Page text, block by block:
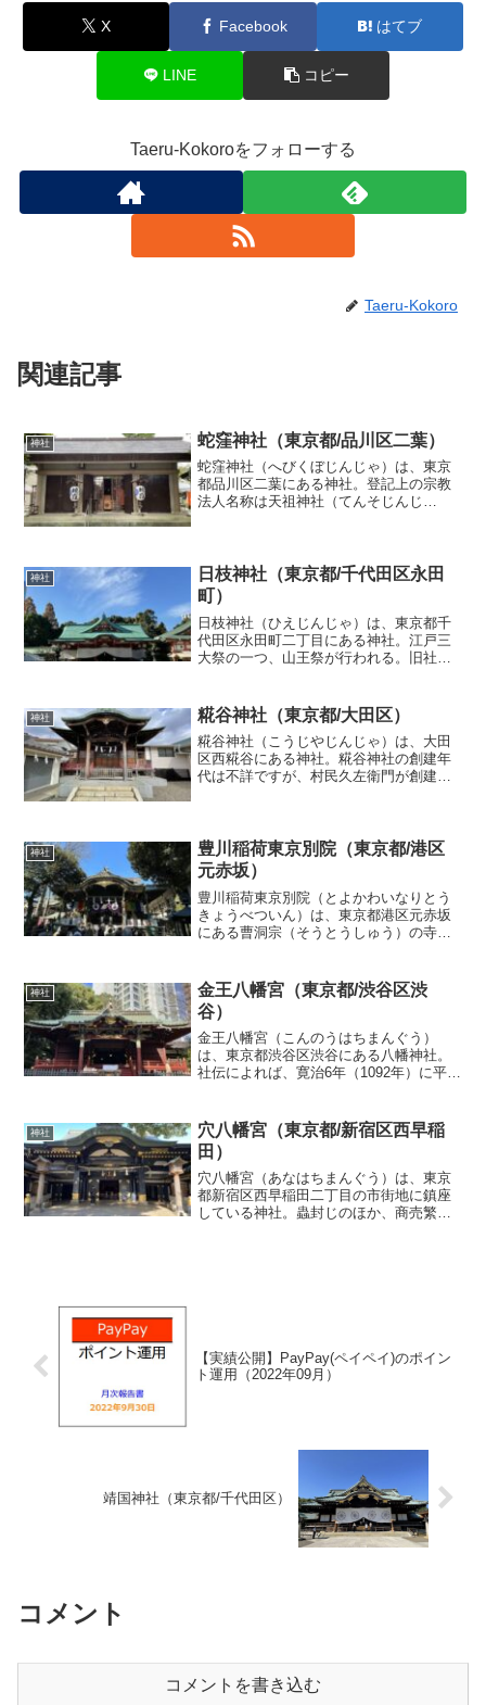
X Facebook はてブ
LINE コピー
Taeru-Kokoroをフォローする
Taeru-Kokoro
関連記事
神社 蛇窪神社（東京都/品川区二葉）
蛇窪神社（へびくぼじんじゃ）は、東京
都品川区二葉にある神社。登記上の宗教
法人名称は天祖神社（てんそじんじ
れている神社です。蛇窪...
神社
日枝神社（東京都/千代田区永田
町）
日枝神社（ひえじんじゃ）は、東京都千
代田区永田町二丁目にある神社。江戸三
大祭の一つ、山王祭が行われる。旧社格
とし、相殿に国常立神（くにのとこたち
のかみ）、伊弉冉神（いざ...
神社 糀谷神社（東京都/大田区）
糀谷神社（こうじやじんじゃ）は、大田
区西糀谷にある神社。糀谷神社の創建年
代は不詳ですが、村民久左衛門が創建し
じゃ）アクセス（公共交通...
神社
豊川稲荷東京別院（東京都/港区
元赤坂）
豊川稲荷東京別院（とよかわいなりとう
きょうべついん）は、東京都港区元赤坂
にある曹洞宗（そうとうしゅう）の寺
般的に「稲荷」と呼ばれる場合、「狐を
祀った神社」を想像するが、...
神社
金王八幡宮（東京都/渋谷区渋
谷）
金王八幡宮（こんのうはちまんぐう）
は、東京都渋谷区渋谷にある八幡神社。
社伝によれば、寛治6年（1092年）に平武
って戦った平武綱は河崎基家と称され、
基家の子...
神社
穴八幡宮（東京都/新宿区西早稲
田）
穴八幡宮（あなはちまんぐう）は、東京
都新宿区西早稲田二丁目の市街地に鎮座
している神社。蟲封じのほか、商売繁盛
【実績公開】PayPay(ペイペイ)のポイン
ト運用（2022年09月）
靖国神社（東京都/千代田区）
コメント
コメントを書き込む